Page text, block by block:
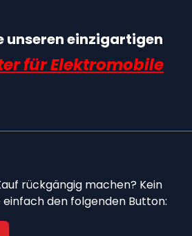
unseren einzigartigen
für Elektromobile
rückgängig machen? Kein
einfach den folgenden Button: